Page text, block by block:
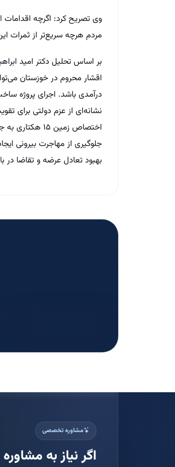
وی تصریح کرد: اگرچه اقدامات
مردم هرچه سریع‌تر از ثمرات
بر اساس تحلیل دکتر امید
اقشار محروم در خوزستان
درآمدی باشد. اجرای پروژه
نشانه‌ای از عزم دولتی برای
اختصاص زمین
جلوگیری از مهاجرت بیرونی
بهبود تعادل عرضه و تقاضا در
مشاوره تخصصی
اگر نیاز به